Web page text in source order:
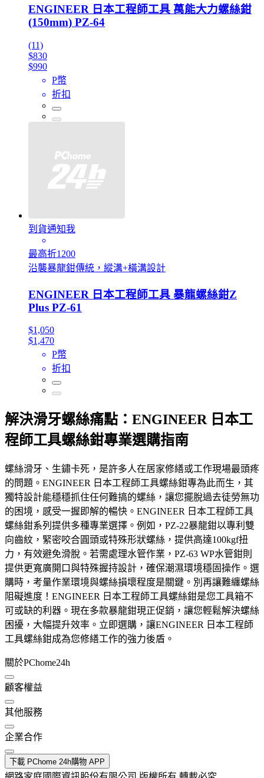
ENGINEER 日本工程師工具 萬能大力螺絲鉗
(150mm) PZ-64
(11)
$830
$990
P幣
折扣
到貨通知我
最高折1200
沿襲暴龍鉗傳統，縱溝+橫溝設計
ENGINEER 日本工程師工具 暴龍螺絲鉗Z
Plus PZ-61
$1,050
$1,470
P幣
折扣
解決滑牙螺絲痛點：ENGINEER 日本工
程師工具螺絲鉗專業選購指南
螺絲滑牙、生鏽卡死，是許多人在居家修繕或工作現場最頭疼
的問題。ENGINEER 日本工程師工具螺絲鉗專為此而生，其
獨特設計能穩穩抓住任何難搞的螺絲，讓您擺脫過去徒勞無功
的困境，感受一握即解的暢快。ENGINEER 日本工程師工具
螺絲鉗系列提供多種專業選擇。例如，PZ-22暴龍鉗以專利雙
向齒紋，緊密咬合圓頭或特殊形狀螺絲，提供高達100kgf扭
力，有效避免滑脫。若需處理水管作業，PZ-63 WP水管鉗則
提供更寬廣開口與特殊握持設計，確保潮濕環境穩固操作。選
購時，考量作業環境與螺絲損壞程度是關鍵。別再讓難纏螺絲
阻礙進度！ENGINEER 日本工程師工具螺絲鉗是您工具箱不
可或缺的利器。現在多款暴龍鉗現正促銷，讓您輕鬆解決螺絲
困擾，大幅提升效率。立即選購，讓ENGINEER 日本工程師
工具螺絲鉗成為您修繕工作的強力後盾。
關於PChome24h
顧客權益
其他服務
企業合作
下載 PChome 24h購物 APP